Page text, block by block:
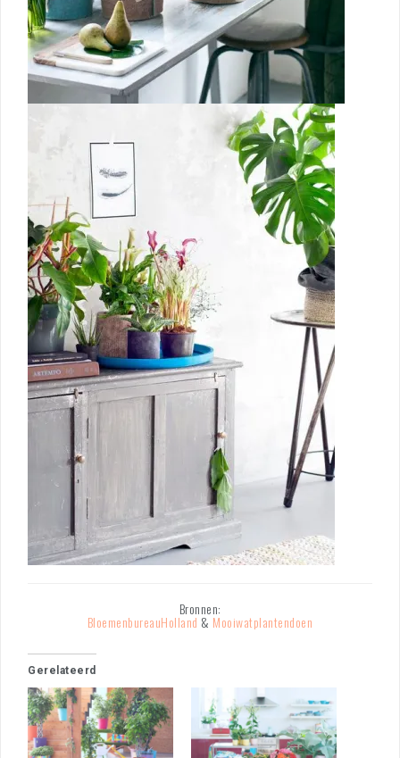
Bronnen:
BloemenbureauHolland & Mooiwatplantendoen
Gerelateerd